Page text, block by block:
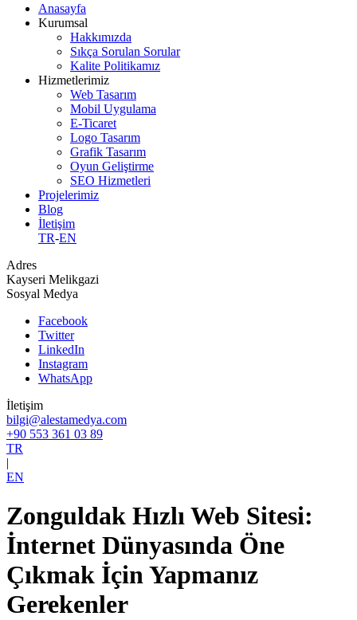
Anasayfa
Kurumsal
Hakkımızda
Sıkça Sorulan Sorular
Kalite Politikamız
Hizmetlerimiz
Web Tasarım
Mobil Uygulama
E-Ticaret
Logo Tasarım
Grafik Tasarım
Oyun Geliştirme
SEO Hizmetleri
Projelerimiz
Blog
İletişim
TR-EN
Adres
Kayseri Melikgazi
Sosyal Medya
Facebook
Twitter
LinkedIn
Instagram
WhatsApp
İletişim
bilgi@alestamedya.com
+90 553 361 03 89
TR
|
EN
Zonguldak Hızlı Web Sitesi:
İnternet Dünyasında Öne
Çıkmak İçin Yapmanız
Gerekenler